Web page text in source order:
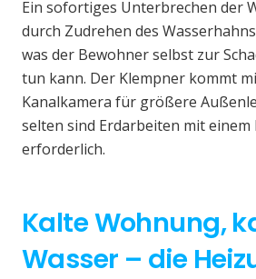
Ein sofortiges Unterbrechen der
durch Zudrehen des
was der Bewohner selbst zur
tun kann. Der Klempner kommt
Kanalkamera für größere
selten sind Erdarbeiten mit
erforderlich.
Kalte Wohnung,
Wasser – die